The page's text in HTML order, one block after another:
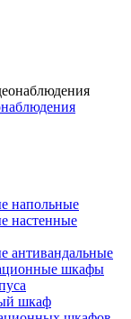
напольные
настенные
антивандальные
шкафы
шкаф